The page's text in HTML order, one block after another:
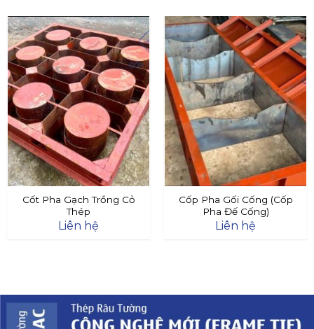
Cốt Pha Gạch Trồng Cỏ
Thép
Liên hệ
Cốp Pha Gối Cống (Cốp
Pha Đế Cống)
Liên hệ